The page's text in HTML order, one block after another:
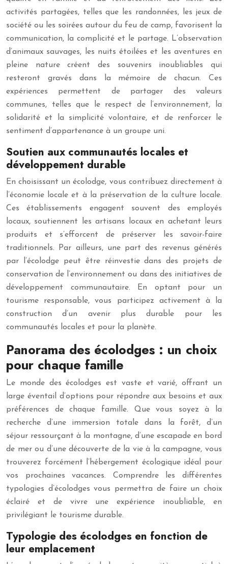
activités partagées, telles que les randonnées, les jeux de
société ou les soirées autour du feu de camp, favorisent la
communication, la complicité et le partage. L’observation
d’animaux sauvages, les nuits étoilées et les aventures en
pleine nature créent des souvenirs inoubliables qui
resteront gravés dans la mémoire de chacun. Ces
expériences permettent de partager des valeurs
communes, telles que le respect de l’environnement, la
solidarité et la simplicité volontaire, et de renforcer le
sentiment d’appartenance à un groupe uni.
Soutien aux communautés locales et
développement durable
En choisissant un écolodge, vous contribuez directement à
l’économie locale et à la préservation de la culture locale.
Ces établissements engagent souvent des employés
locaux, soutiennent les artisans locaux en achetant leurs
produits et s’efforcent de préserver les savoir-faire
traditionnels. Par ailleurs, une part des revenus générés
par l’écolodge peut être réinvestie dans des projets de
conservation de l’environnement ou dans des initiatives de
développement communautaire. En optant pour un
tourisme responsable, vous participez activement à la
construction d’un avenir plus durable pour les
communautés locales et pour la planète.
Panorama des écolodges : un choix
pour chaque famille
Le monde des écolodges est vaste et varié, offrant un
large éventail d’options pour répondre aux besoins et aux
préférences de chaque famille. Que vous soyez à la
recherche d’une immersion totale dans la forêt, d’un
séjour ressourçant à la montagne, d’une escapade en bord
de mer ou d’une découverte de la vie à la campagne, vous
trouverez forcément l’hébergement écologique idéal pour
vos prochaines vacances. Comprendre les différentes
typologies d’écolodges vous permettra de faire un choix
éclairé et de vivre une expérience inoubliable, en
privilégiant le tourisme durable.
Typologie des écolodges en fonction de
leur emplacement